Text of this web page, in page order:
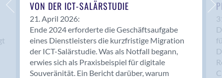
Bern 15
Bern 22
Bern 65
Bern 9
Bern-Zollikofen
Biel/Bienne
VON DER ICT-SALÄRSTUDIE
21. April 2026:
Ende 2024 erforderte die Geschäftsaufgabe
eines Dienstleisters die kurzfristige Migration
der ICT-Salärstudie. Was als Notfall begann,
erwies sich als Praxisbeispiel für digitale
Souveränität. Ein Bericht darüber, warum